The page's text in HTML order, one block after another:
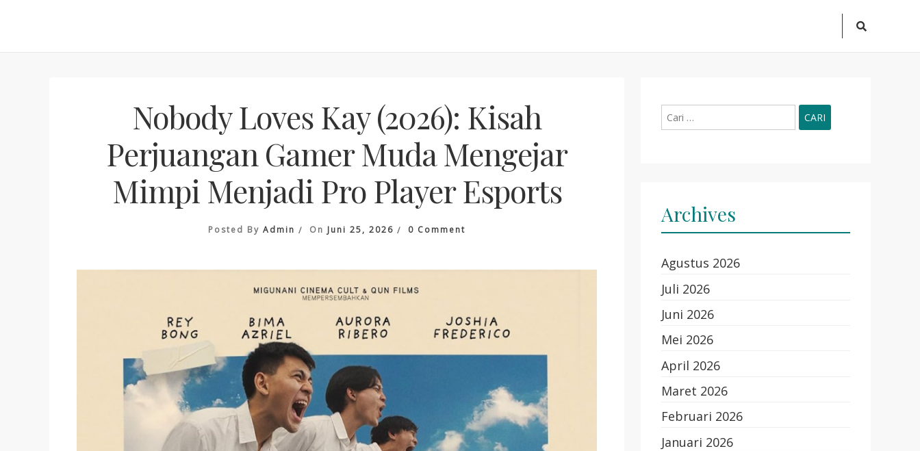
Search
Nobody Loves Kay (2026): Kisah
Perjuangan Gamer Muda Mengejar
Mimpi Menjadi Pro Player Esports
Posted By Admin On Juni 25, 2026 0 Comment
Kay
Perjuangan
Gamer
Mengejar
Menjadi
Pro
Player
Esports
untuk:
Archives
Agustus 2026
Juli 2026
Juni 2026
Mei 2026
April 2026
Maret 2026
Februari 2026
Januari 2026